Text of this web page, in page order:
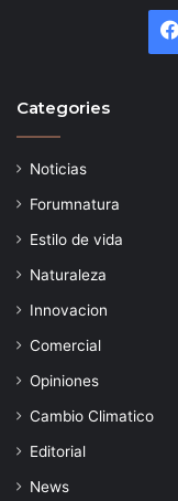
Categories
Noticias
Forumnatura
Estilo de vida
Naturaleza
Innovacion
Comercial
Opiniones
Cambio Climatico
Editorial
News